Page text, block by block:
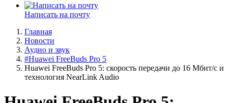
Написать на почту
Главная
Новости
Аудио и звук
#Huawei FreeBuds Pro 5
Huawei FreeBuds Pro 5: скорость передачи до 16 Мбит/с и
технология NearLink Audio